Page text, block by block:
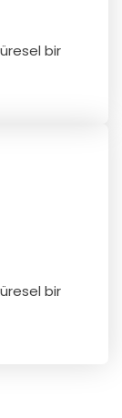
bir
bir